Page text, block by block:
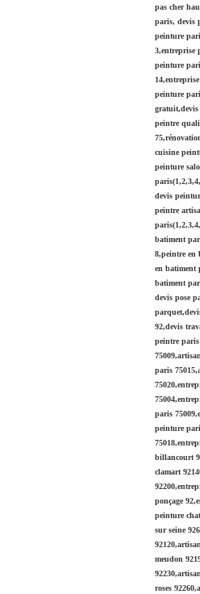
pas cher
paris, devis
peinture
3,entreprise
peinture
peinture
gratuit,devis
peintre
cuisine
peinture
devis
peintre
batiment
8,peintre en
en batiment
batiment
devis pose
92,devis
peintre
paris
paris
peinture
billancourt
clamart
ponçage
peinture
sur seine
meudon
roses